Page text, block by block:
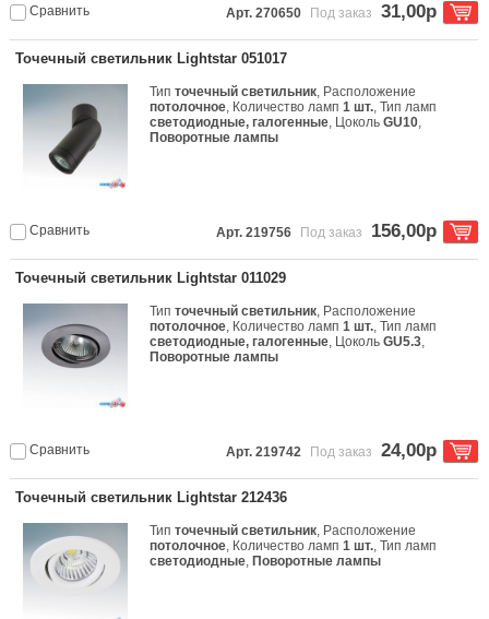
Сравнить Арт. 270650 Под заказ 31,00р
Точечный светильник Lightstar 051017
Типточечный светильник, Расположение
потолочное, Количество ламп1 шт., Тип ламп
светодиодные, галогенные, ЦокольGU10,
Поворотные лампы
Сравнить Арт. 219756 Под заказ 156,00р
Точечный светильник Lightstar 011029
Типточечный светильник, Расположение
потолочное, Количество ламп1 шт., Тип ламп
светодиодные, галогенные, ЦокольGU5.3,
Поворотные лампы
Сравнить Арт. 219742 Под заказ 24,00р
Точечный светильник Lightstar 212436
Типточечный светильник, Расположение
потолочное, Количество ламп1 шт., Тип ламп
светодиодные, Поворотные лампы